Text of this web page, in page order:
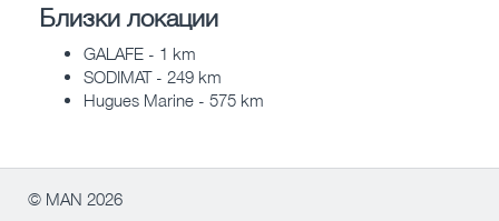
Близки локации
GALAFE - 1 km
SODIMAT - 249 km
Hugues Marine - 575 km
© MAN 2026